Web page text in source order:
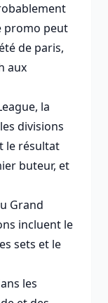
promo peut
de paris,
aux
la
divisions
le résultat
buteur, et
Grand
incluent le
sets et le
les